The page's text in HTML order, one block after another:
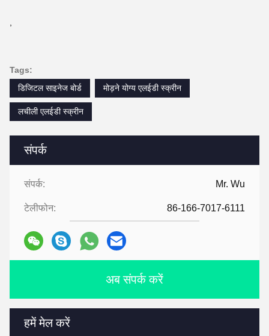
संपर्क
संपर्क: Mr. Wu
टेलीफोन: 86-166-7017-6111
अब संपर्क करें
हमें मेल करें
Tags:
डिजिटल साइनेज बोर्ड
मोड़ने योग्य एलईडी स्क्रीन
लचीली एलईडी स्क्रीन